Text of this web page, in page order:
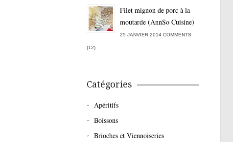
Filet mignon de porc à la
moutarde (AnnSo Cuisine)
25 JANVIER 2014 COMMENTS
(12)
Catégories
Apéritifs
Boissons
Brioches et Viennoiseries